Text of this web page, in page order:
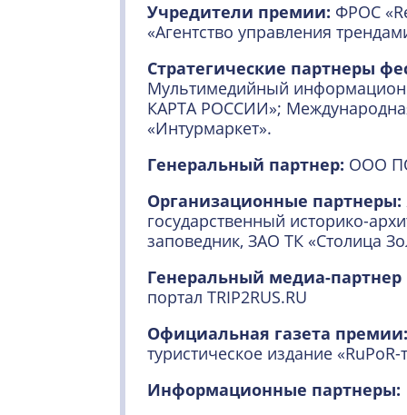
Учредители премии: ФРОС
«Агентство управления
Стратегические партнеры
Мультимедийный
КАРТА РОССИИ»;
«Интурмаркет».
Генеральный партнер: ООО
Организационные партнеры:
государственный историко-
заповедник, ЗАО ТК «Столица
Генеральный медиа-
портал TRIP2RUS.RU
Официальная газета премии:
туристическое издание «RuPoR-
Информационные партнеры: